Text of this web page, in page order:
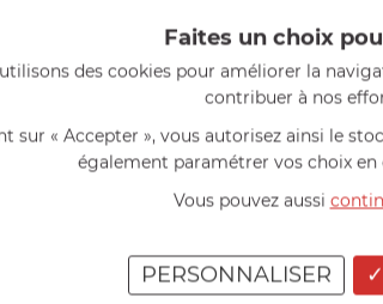
à votre couteau
pour le
La lame et le manche sont forgés
les meilleures conditions :
éviter toute risque de corrosion
et essuyer-les immédiatement,
vaisselle afin d’éviter les détergents
l'acier de la lame,
dans une boite magnifique capitonnée
Faites un choix
des cookies pour améliorer la
contribuer à nos
sur « Accepter », vous autorisez ainsi le
également paramétrer vos choix en
Vous pouvez aussi
PERSONNALISER